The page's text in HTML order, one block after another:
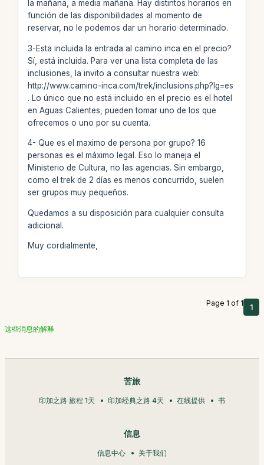
la mañana, a media mañana. Hay distintos horarios en
función de las disponibilidades al momento de
reservar, no le podemos dar un horario determinado.
3-Esta incluida la entrada al camino inca en el precio?
Sí, está incluida. Para ver una lista completa de las
inclusiones, la invito a consultar nuestra web:
http://www.camino-inca.com/trek/inclusions.php?lg=es
. Lo único que no está incluido en el precio es el hotel
en Aguas Calientes, pueden tomar uno de los que
ofrecemos o uno por su cuenta.
4- Que es el maximo de persona por grupo? 16
personas es el máximo legal. Eso lo maneja el
Ministerio de Cultura, no las agencias. Sin embargo,
como el trek de 2 días es menos concurrido, suelen
ser grupos muy pequeños.
Quedamos a su disposición para cualquier consulta
adicional.
Muy cordialmente,
Page 1 of 1 1
这些消息的解释
苦旅
印加之路 旅程 1天 印加经典之路 4天 在线提供 书
信息
信息中心 关于我们